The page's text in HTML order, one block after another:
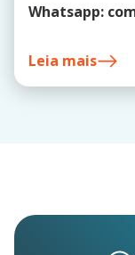
Whatsapp:
Leia mais